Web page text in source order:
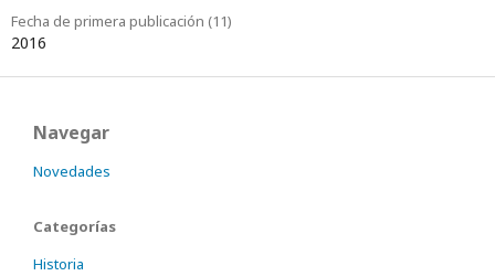
Fecha de primera publicación (11)
2016
Navegar
Novedades
Categorías
Historia